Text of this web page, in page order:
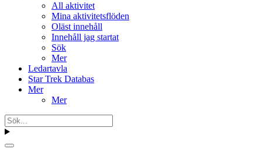
All aktivitet
Mina aktivitetsflöden
Oläst innehåll
Innehåll jag startat
Sök
Mer
Ledartavla
Star Trek Databas
Mer
Mer